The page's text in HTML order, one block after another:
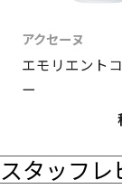
アクセーヌ
エモリエント
ー
スタッフレ